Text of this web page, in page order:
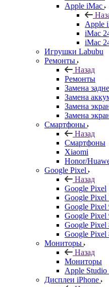
Apple iMac
Apple
iMac
iMac
Игрушки Labubu
Ремонты
Назад
Ремонты
Замена
Замена
Замена
Замена
Смартфоны
Назад
Смартфоны
Xiaomi
Honor/
Google Pixel
Назад
Google Pixel
Google Pixel
Google Pixel
Google
Google Pixel
Google Pixel
Мониторы
Назад
Мониторы
Apple
Дисплеи iPhone